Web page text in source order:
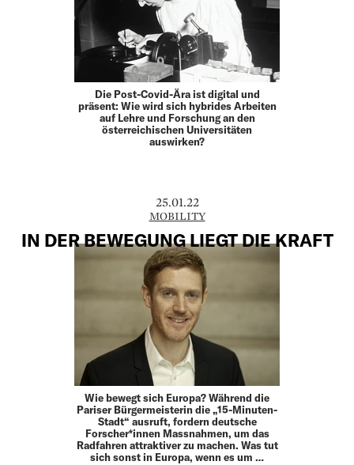
Die Post-Covid-Ära ist digital und
präsent: Wie wird sich hybrides Arbeiten
auf Lehre und Forschung an den
österreichischen Universitäten
auswirken?
25.01.22
MOBILITY
IN DER BEWEGUNG LIEGT DIE KRAFT
Wie bewegt sich Europa? Während die
Pariser Bürgermeisterin die „15-Minuten-
Stadt“ ausruft, fordern deutsche
Forscher*innen Massnahmen, um das
Radfahren attraktiver zu machen. Was tut
sich sonst in Europa, wenn es um …